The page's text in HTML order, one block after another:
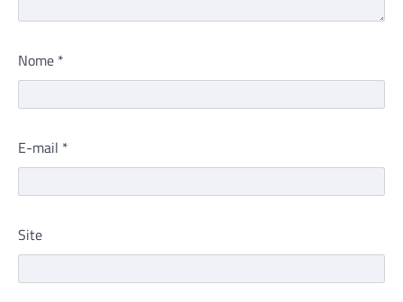
Nome *
E-mail *
Site